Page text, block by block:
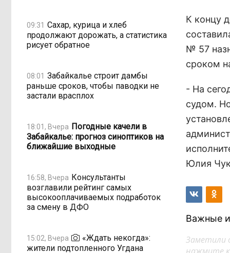
09:31 Сахар, курица и хлеб
продолжают дорожать, а статистика
рисует обратное
08:01 Забайкалье строит дамбы
раньше сроков, чтобы паводки не
застали врасплох
18:01, Вчера Погодные качели в
Забайкалье: прогноз синоптиков на
ближайшие выходные
16:58, Вчера Консультанты
возглавили рейтинг самых
высокооплачиваемых подработок
за смену в ДФО
15:02, Вчера
«Ждать некогда»:
жители подтопленного Угдана
К концу
№ 57
сроком
- На
судом.
Юлия
Важные
Заметили